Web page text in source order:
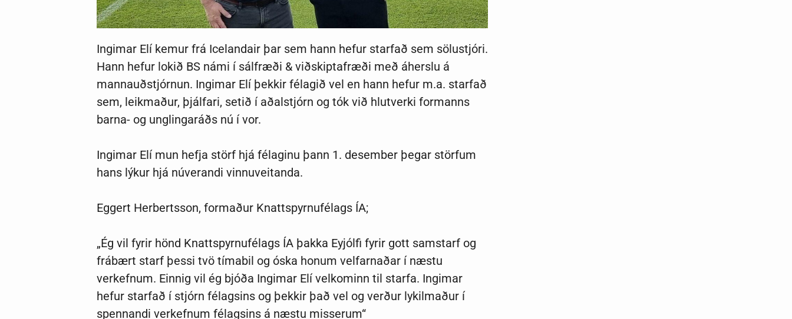
Ingimar Elí kemur frá Icelandair þar sem hann hefur starfað sem sölustjóri.
Hann hefur lokið BS námi í sálfræði & viðskiptafræði með áherslu á
mannauðstjórnun. Ingimar Elí þekkir félagið vel en hann hefur m.a. starfað
sem, leikmaður, þjálfari, setið í aðalstjórn og tók við hlutverki formanns
barna- og unglingaráðs nú í vor.
Ingimar Elí mun hefja störf hjá félaginu þann 1. desember þegar störfum
hans lýkur hjá núverandi vinnuveitanda.
Eggert Herbertsson, formaður Knattspyrnufélags ÍA;
„Ég vil fyrir hönd Knattspyrnufélags ÍA þakka Eyjólfi fyrir gott samstarf og
frábært starf þessi tvö tímabil og óska honum velfarnaðar í næstu
verkefnum. Einnig vil ég bjóða Ingimar Elí velkominn til starfa. Ingimar
hefur starfað í stjórn félagsins og þekkir það vel og verður lykilmaður í
spennandi verkefnum félagsins á næstu misserum“